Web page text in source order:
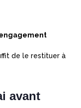
de le restituer à
avant